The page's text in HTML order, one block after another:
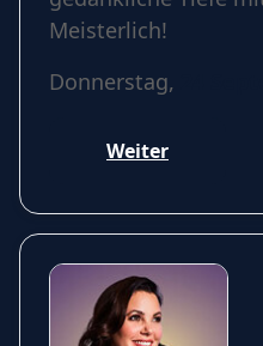
Meisterlich!
Donnerstag,
Weiter